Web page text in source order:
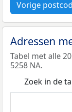
Vorige
Adressen
Tabel met alle
5258 NA.
Zoek in de